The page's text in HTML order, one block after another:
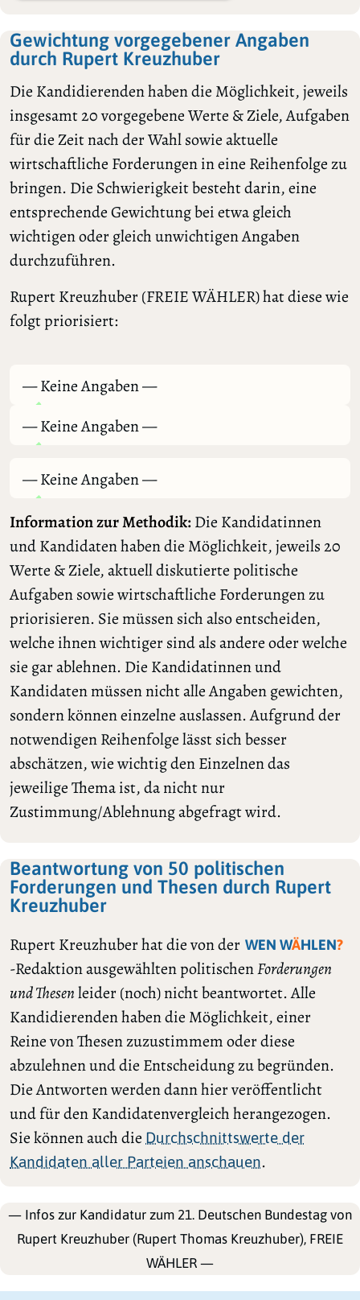
Gewichtung vorgegebener Angaben
durch Rupert Kreuzhuber
Die Kandidierenden haben die Möglichkeit, jeweils
insgesamt 20 vorgegebene Werte & Ziele, Aufgaben
für die Zeit nach der Wahl sowie aktuelle
wirtschaftliche Forderungen in eine Reihenfolge zu
bringen. Die Schwierigkeit besteht darin, eine
entsprechende Gewichtung bei etwa gleich
wichtigen oder gleich unwichtigen Angaben
durchzuführen.
Rupert Kreuzhuber (FREIE WÄHLER) hat diese wie
folgt priorisiert:
— Keine Angaben —
— Keine Angaben —
— Keine Angaben —
Information zur Methodik:Die Kandidatinnen
und Kandidaten haben die Möglichkeit, jeweils 20
Werte & Ziele, aktuell diskutierte politische
Aufgaben sowie wirtschaftliche Forderungen zu
priorisieren. Sie müssen sich also entscheiden,
welche ihnen wichtiger sind als andere oder welche
sie gar ablehnen. Die Kandidatinnen und
Kandidaten müssen nicht alle Angaben gewichten,
sondern können einzelne auslassen. Aufgrund der
notwendigen Reihenfolge lässt sich besser
abschätzen, wie wichtig den Einzelnen das
jeweilige Thema ist, da nicht nur
Zustimmung/Ablehnung abgefragt wird.
Beantwortung von 50 politischen
Forderungen und Thesen durch Rupert
Kreuzhuber
Rupert Kreuzhuber hat die von der WEN WÄHLEN?
-Redaktion ausgewählten politischenForderungen
und Thesenleider (noch) nicht beantwortet. Alle
Kandidierenden haben die Möglichkeit, einer
Reine von Thesen zuzustimmem oder diese
abzulehnen und die Entscheidung zu begründen.
Die Antworten werden dann hier veröffentlicht
und für den Kandidatenvergleich herangezogen.
Sie können auch die Durchschnittswerte der
Kandidaten aller Parteien anschauen.
— Infos zur Kandidatur zum 21. Deutschen Bundestag von
Rupert Kreuzhuber (Rupert Thomas Kreuzhuber), FREIE
WÄHLER —